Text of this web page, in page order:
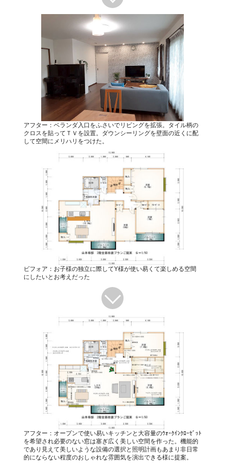
アフター：ベランダ入口をふさいでリビングを拡張。タイル柄の
クロスを貼ってＴＶを設置。ダウンシーリングを壁面の近くに配
して空間にメリハリをつけた。
ビフォア：お子様の独立に際してY様が使い易くて楽しめる空間
にしたいとお考えだった
アフター：オープンで使い易いキッチンと大容量のｳｫｰｸｲﾝｸﾛｰｾﾞｯﾄ
を希望され必要のない窓は塞ぎ広く美しい空間を作った。機能的
であり見えて美しいような設備の選択と照明計画もあまり非日常
的にならない程度のおしゃれな雰囲気を演出できる様に提案。